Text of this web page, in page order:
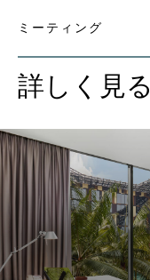
詳しく見る